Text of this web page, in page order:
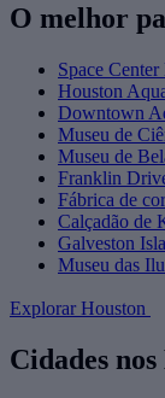
O melhor
Space
Houston
Downtown
Museu de
Museu de
Franklin
Fábrica de
Calçadão de
Galveston
Museu das
Explorar Houston
Cidades